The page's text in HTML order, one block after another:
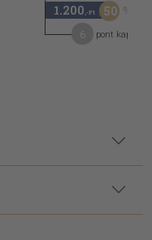
1.200 ,-Ft 50
pont kapható